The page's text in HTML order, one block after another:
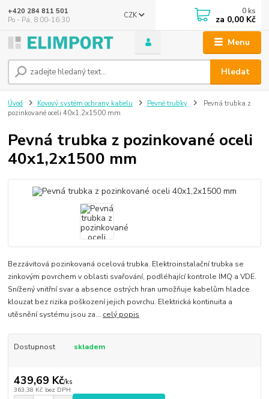
Menu
CZK
Hledat
+420 284 811 501
Po - Pá, 8:00-16:30
0 ks
za 0,00 Kč
Úvod Kovový systém ochrany kabelu Pevné trubky
Pevná trubka z
pozinkované oceli 40x1,2x1500 mm
Pevná trubka z pozinkované oceli
40x1,2x1500 mm
Bezzávitová pozinkovaná ocelová trubka. Elektroinstalační trubka se
zinkovým povrchem v oblasti svařování, podléhající kontrole IMQ a VDE.
Snížený vnitřní svar a absence ostrých hran umožňuje kabelům hladce
klouzat bez rizika poškození jejich povrchu. Elektrická kontinuita a
utěsnění systému jsou za... celý popis
Dostupnost skladem
439,69 Kč/ks
363,38 Kč bez DPH